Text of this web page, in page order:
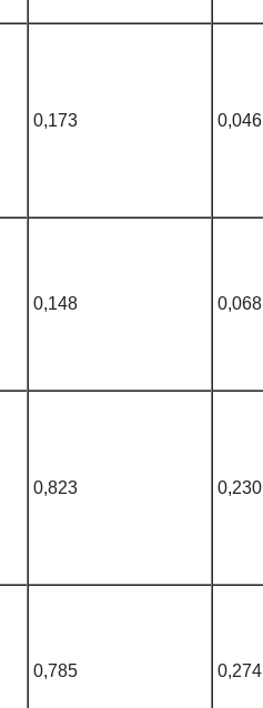
0,173 0,046
0,148 0,068
0,823 0,230
0,785 0,274